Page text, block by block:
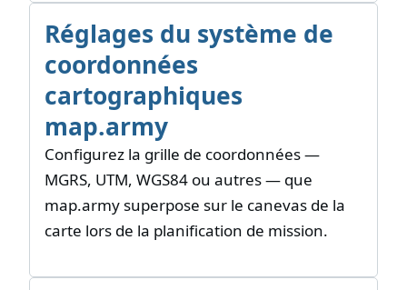
Réglages du système de
coordonnées
cartographiques
map.army
Configurez la grille de coordonnées —
MGRS, UTM, WGS84 ou autres — que
map.army superpose sur le canevas de la
carte lors de la planification de mission.